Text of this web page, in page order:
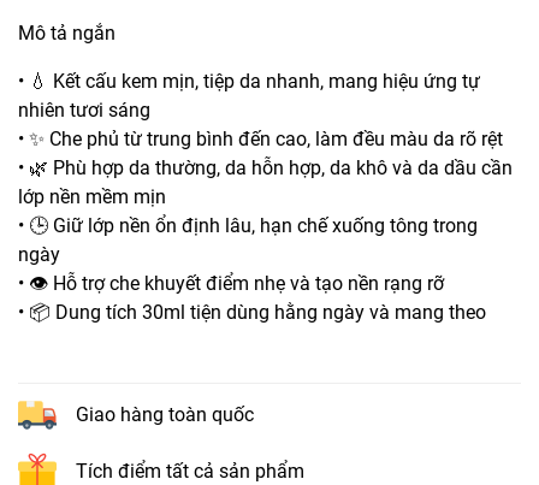
Mô tả ngắn
• 💧 Kết cấu kem mịn, tiệp da nhanh, mang hiệu ứng tự
nhiên tươi sáng
• ✨ Che phủ từ trung bình đến cao, làm đều màu da rõ rệt
• 🌿 Phù hợp da thường, da hỗn hợp, da khô và da dầu cần
lớp nền mềm mịn
• 🕒 Giữ lớp nền ổn định lâu, hạn chế xuống tông trong
ngày
• 👁️ Hỗ trợ che khuyết điểm nhẹ và tạo nền rạng rỡ
• 📦 Dung tích 30ml tiện dùng hằng ngày và mang theo
Giao hàng toàn quốc
Tích điểm tất cả sản phẩm